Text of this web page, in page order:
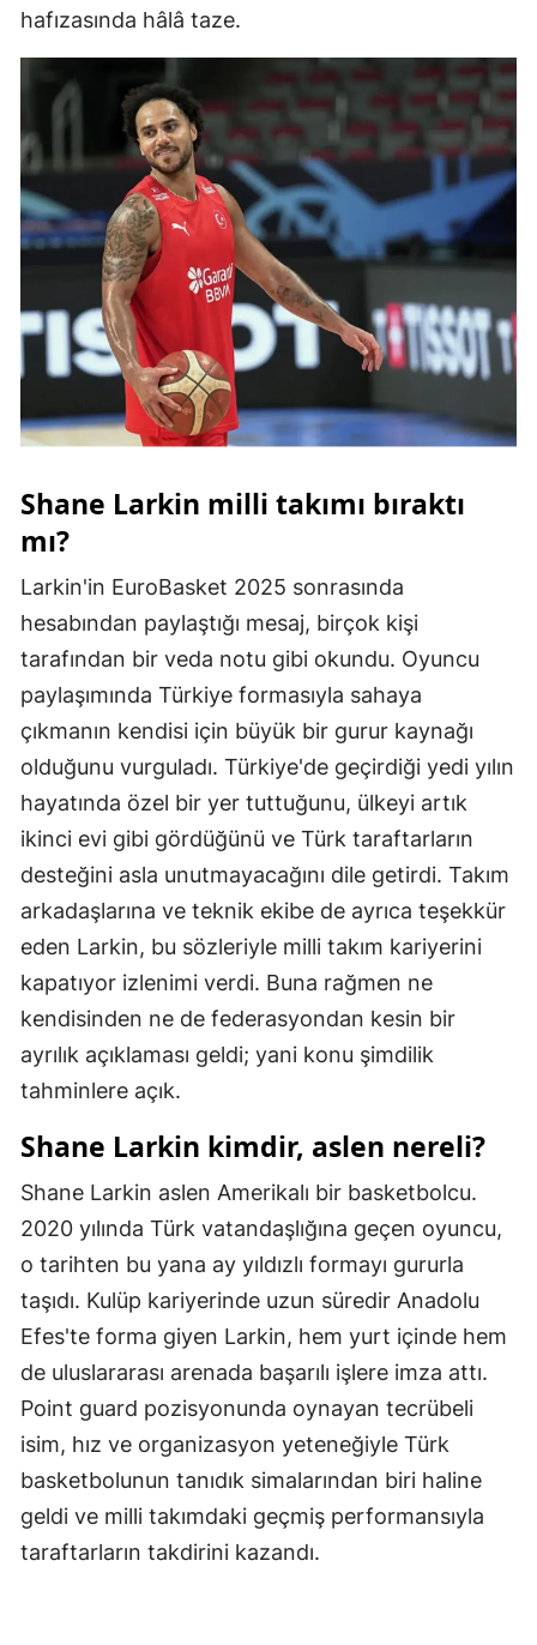
Manisa
Kahramanmaraş
Mardin
Muğla
Muş
Nevşehir
Ordu
Samsun
Siirt
Sinop
Sivas
Tekirdağ
Trabzon
Tunceli
Şanlıurfa
Uşak
Van
Zonguldak
Aksaray
Bayburt
Karaman
Kırıkkale
Batman
Şırnak
Bartın
Ardahan
hafızasında hâlâ taze.
Shane Larkin milli takımı bıraktı
mı?
Larkin'in EuroBasket 2025 sonrasında
hesabından paylaştığı mesaj, birçok kişi
tarafından bir veda notu gibi okundu. Oyuncu
paylaşımında Türkiye formasıyla sahaya
çıkmanın kendisi için büyük bir gurur kaynağı
olduğunu vurguladı. Türkiye'de geçirdiği yedi yılın
hayatında özel bir yer tuttuğunu, ülkeyi artık
ikinci evi gibi gördüğünü ve Türk taraftarların
desteğini asla unutmayacağını dile getirdi. Takım
arkadaşlarına ve teknik ekibe de ayrıca teşekkür
eden Larkin, bu sözleriyle milli takım kariyerini
kapatıyor izlenimi verdi. Buna rağmen ne
kendisinden ne de federasyondan kesin bir
ayrılık açıklaması geldi; yani konu şimdilik
tahminlere açık.
Shane Larkin kimdir, aslen nereli?
Shane Larkin aslen Amerikalı bir basketbolcu.
2020 yılında Türk vatandaşlığına geçen oyuncu,
o tarihten bu yana ay yıldızlı formayı gururla
taşıdı. Kulüp kariyerinde uzun süredir Anadolu
Efes'te forma giyen Larkin, hem yurt içinde hem
de uluslararası arenada başarılı işlere imza attı.
Point guard pozisyonunda oynayan tecrübeli
isim, hız ve organizasyon yeteneğiyle Türk
basketbolunun tanıdık simalarından biri haline
geldi ve milli takımdaki geçmiş performansıyla
taraftarların takdirini kazandı.